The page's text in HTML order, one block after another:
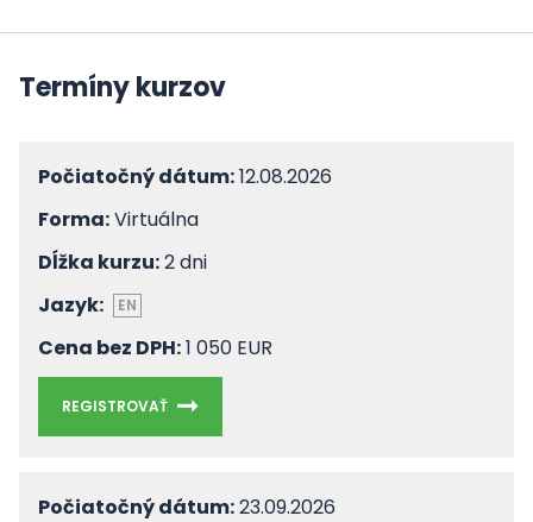
Termíny kurzov
Počiatočný dátum:12.08.2026
Forma:Virtuálna
Dĺžka kurzu:2 dni
Jazyk:
EN
Cena bez DPH:1 050 EUR
REGISTROVAŤ
Počiatočný dátum:23.09.2026